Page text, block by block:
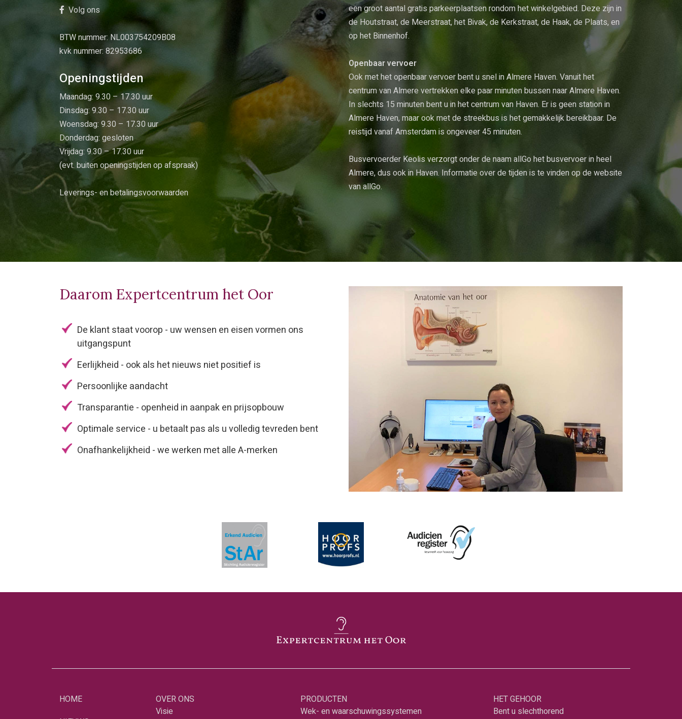
Volg ons
BTW nummer: NL003754209B08
kvk nummer: 82953686
Openingstijden
Maandag: 9.30 – 17.30 uur
Dinsdag: 9.30 – 17.30 uur
Woensdag: 9.30 – 17.30 uur
Donderdag: gesloten
Vrijdag: 9.30 – 17.30 uur
(evt. buiten openingstijden op afspraak)
Leverings- en betalingsvoorwaarden
een groot aantal gratis parkeerplaatsen rondom het winkelgebied. Deze zijn in
de Houtstraat, de Meerstraat, het Bivak, de Kerkstraat, de Haak, de Plaats, en
op het Binnenhof.
Openbaar vervoer
Ook met het openbaar vervoer bent u snel in Almere Haven. Vanuit het
centrum van Almere vertrekken elke paar minuten bussen naar Almere Haven.
In slechts 15 minuten bent u in het centrum van Haven. Er is geen station in
Almere Haven, maar ook met de streekbus is het gemakkelijk bereikbaar. De
reistijd vanaf Amsterdam is ongeveer 45 minuten.
Busvervoerder Keolis verzorgt onder de naam allGo het busvervoer in heel
Almere, dus ook in Haven. Informatie over de tijden is te vinden op de website
vanallGo.
Daarom Expertcentrum het Oor
De klant staat voorop - uw wensen en eisen vormen ons
uitgangspunt
Eerlijkheid - ook als het nieuws niet positief is
Persoonlijke aandacht
Transparantie - openheid in aanpak en prijsopbouw
Optimale service - u betaalt pas als u volledig tevreden bent
Onafhankelijkheid - we werken met alle A-merken
HOME
OVER ONS
Visie
PRODUCTEN
Wek- en waarschuwingssystemen
HET GEHOOR
Bent u slechthorend